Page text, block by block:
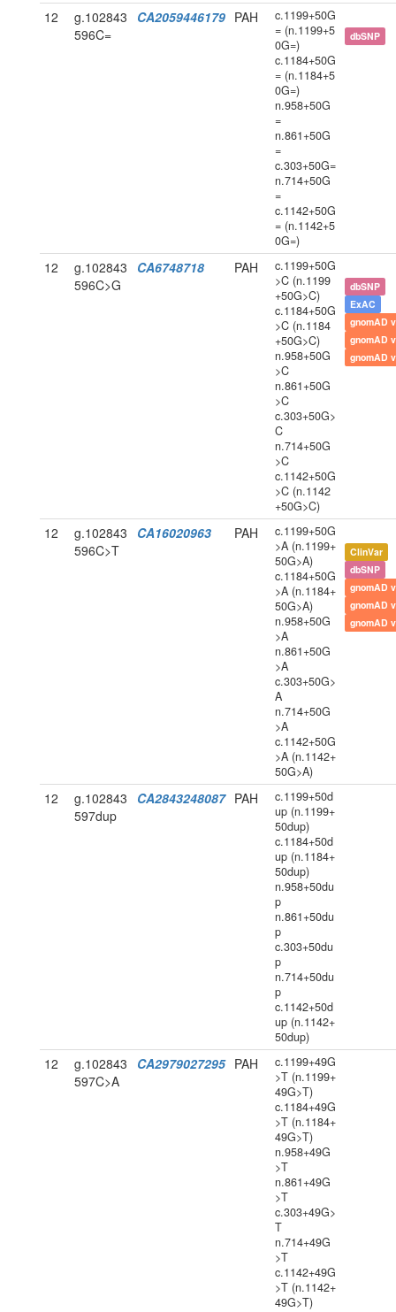
12
g.102843
596C=
CA2059446179 PAH
c.1199+50G
= (n.1199+5
0G=)
c.1184+50G
= (n.1184+5
0G=)
n.958+50G
=
n.861+50G
=
c.303+50G=
n.714+50G
=
c.1142+50G
= (n.1142+5
0G=)
dbSNP
12
g.102843
596C>G
CA6748718 PAH
c.1199+50G
>C (n.1199
+50G>C)
c.1184+50G
>C (n.1184
+50G>C)
n.958+50G
>C
n.861+50G
>C
c.303+50G>
C
n.714+50G
>C
c.1142+50G
>C (n.1142
+50G>C)
dbSNP
ExAC
gnomAD
gnomAD
gnomAD
12
g.102843
596C>T
CA16020963 PAH
c.1199+50G
>A (n.1199+
50G>A)
c.1184+50G
>A (n.1184+
50G>A)
n.958+50G
>A
n.861+50G
>A
c.303+50G>
A
n.714+50G
>A
c.1142+50G
>A (n.1142+
50G>A)
ClinVar
dbSNP
gnomAD
gnomAD
gnomAD
12
g.102843
597dup
CA2843248087 PAH
c.1199+50d
up (n.1199+
50dup)
c.1184+50d
up (n.1184+
50dup)
n.958+50du
p
n.861+50du
p
c.303+50du
p
n.714+50du
p
c.1142+50d
up (n.1142+
50dup)
12
g.102843
597C>A
CA2979027295 PAH
c.1199+49G
>T (n.1199+
49G>T)
c.1184+49G
>T (n.1184+
49G>T)
n.958+49G
>T
n.861+49G
>T
c.303+49G>
T
n.714+49G
>T
c.1142+49G
>T (n.1142+
49G>T)